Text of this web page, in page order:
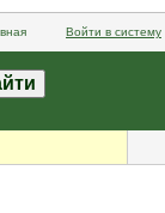
Войти в систему